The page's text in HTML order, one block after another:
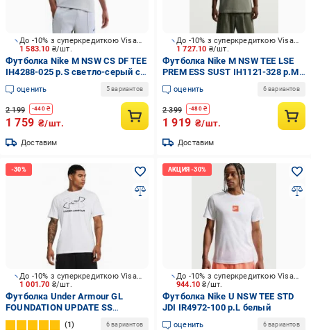
1 583.10 ₴/шт.
До -10% з суперкредиткою Visa Вигода
Футболка Nike M NSW CS DF TEE
IH4288-025 р.S светло-серый с
голубым
оценить 5 вариантов
2 199 -440₴
1 759 ₴/шт.
Доставим
1 727.10 ₴/шт.
До -10% з суперкредиткою Visa Вигода
Футболка Nike M NSW TEE LSE
PREM ESS SUST IH1121-328 р.M
хаки
оценить 6 вариантов
2 399 -480₴
1 919 ₴/шт.
Доставим
1 001.70 ₴/шт.
До -10% з суперкредиткою Visa Вигода
Футболка Under Armour GL
FOUNDATION UPDATE SS
1382915-100 р.M белый
1 6 вариантов
944.10₴/шт.
До -10% з суперкредиткою Visa Вигода
Футболка Nike U NSW TEE STD
JDI IR4972-100 р.L белый
оценить 6 вариантов